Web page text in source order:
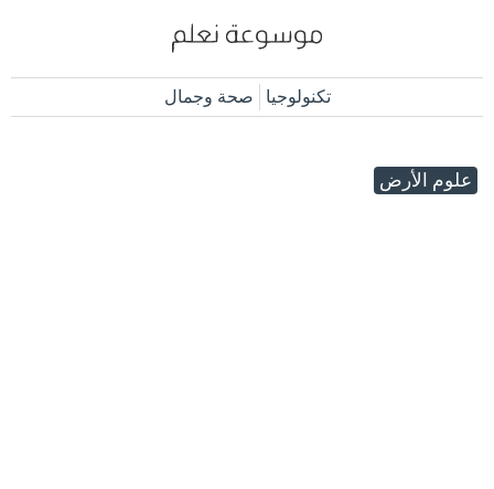
تكنولوجيا صحة وجمال
علوم الأرض